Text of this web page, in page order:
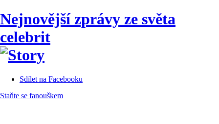
Nejnovější zprávy ze světa
celebrit
Sdílet na Facebooku
Staňte se fanouškem